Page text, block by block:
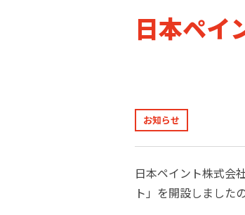
製品情報
建築・重防食・自動車補修用の各分野で
幅広い製品ラインナップをご用意してい
塗装をする時、施工会社へお願いする時に
知っておくべき塗料・塗装の基礎知識をご
日本ペイント
日本ペイントグループの一員として、建築
塗料の開発・製造および販売を展開。全
のネットワークを通じて、卓越した塗料
日本ペイ
お知らせ
日本ペイント株式会
ト」を開設しました